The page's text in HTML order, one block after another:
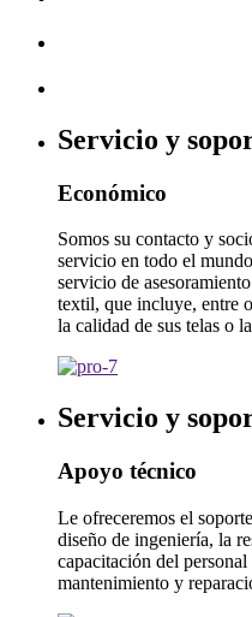
Servicio y
Económico
Somos su contacto y
servicio en todo el
servicio de
textil, que incluye, entre
la calidad de sus telas o
Servicio y
Apoyo técnico
Le ofreceremos el
diseño de ingeniería, la
capacitación del
mantenimiento y